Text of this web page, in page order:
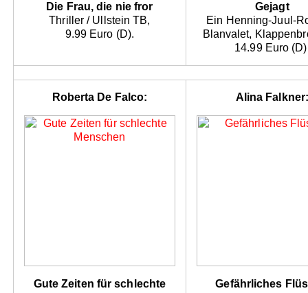
Die Frau, die nie fror
Thriller / Ullstein TB,
9.99 Euro (D).
Gejagt
Ein Henning-Juul-
Blanvalet,
14.99 Euro
Roberta De Falco:
Gute Zeiten für schlechte
Alina
Gefährliches